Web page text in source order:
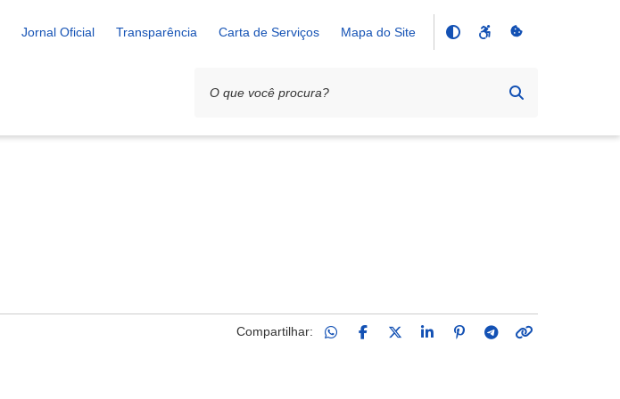
Jornal Oficial Transparência Carta de Serviços Mapa do Site
Compartilhar: